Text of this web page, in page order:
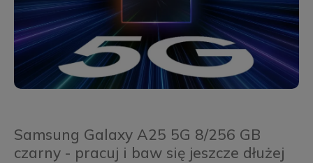
Samsung Galaxy A25 5G 8/256 GB
czarny - pracuj i baw się jeszcze dłużej